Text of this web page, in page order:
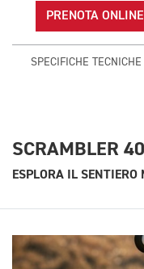
PRENOTA ONLINE
SPECIFICHE TECNICHE
SCRAMBLER
ESPLORA IL